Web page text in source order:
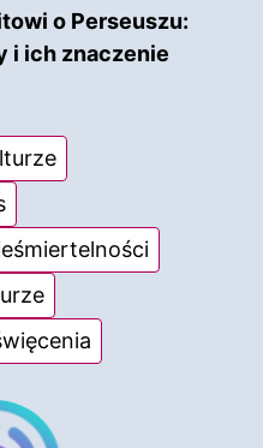
o Perseuszu:
i ich znaczenie